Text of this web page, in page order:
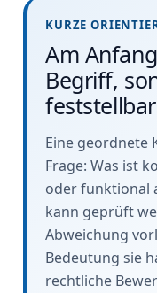
KURZE
Am
Begriff,
Eine geordnete
Frage: Was ist
oder funktional
kann geprüft
Abweichung
Bedeutung sie
rechtliche